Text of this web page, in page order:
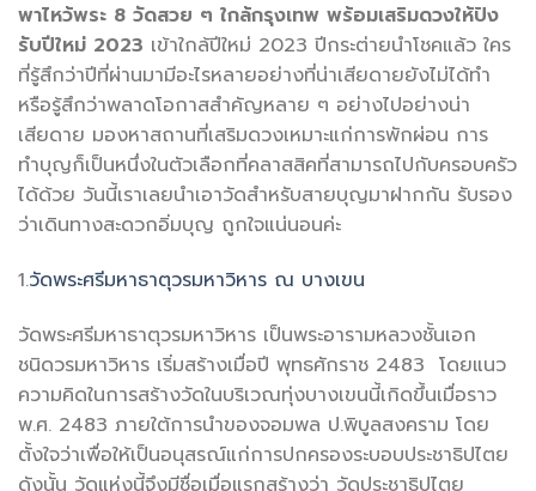
พาไหว้พระ 8 วัดสวย ๆ ใกล้กรุงเทพ พร้อมเสริมดวงให้ปัง
รับปีใหม่ 2023 เข้าใกล้ปีใหม่ 2023 ปีกระต่ายนำโชคแล้ว ใคร
ที่รู้สึกว่าปีที่ผ่านมามีอะไรหลายอย่างที่น่าเสียดายยังไม่ได้ทำ
หรือรู้สึกว่าพลาดโอกาสสำคัญหลาย ๆ อย่างไปอย่างน่า
เสียดาย มองหาสถานที่เสริมดวงเหมาะแก่การพักผ่อน การ
ทำบุญก็เป็นหนึ่งในตัวเลือกที่คลาสสิคที่สามารถไปกับครอบครัว
ได้ด้วย วันนี้เราเลยนำเอาวัดสำหรับสายบุญมาฝากกัน รับรอง
ว่าเดินทางสะดวกอิ่มบุญ ถูกใจแน่นอนค่ะ
1.วัดพระศรีมหาธาตุวรมหาวิหาร ณ บางเขน
วัดพระศรีมหาธาตุวรมหาวิหาร เป็นพระอารามหลวงชั้นเอก
ชนิดวรมหาวิหาร เริ่มสร้างเมื่อปี พุทธศักราช 2483 โดยแนว
ความคิดในการสร้างวัดในบริเวณทุ่งบางเขนนี้เกิดขึ้นเมื่อราว
พ.ศ. 2483 ภายใต้การนำของจอมพล ป.พิบูลสงคราม โดย
ตั้งใจว่าเพื่อให้เป็นอนุสรณ์แก่การปกครองระบอบประชาธิปไตย
ดังนั้น วัดแห่งนี้จึงมีชื่อเมื่อแรกสร้างว่า วัดประชาธิปไตย